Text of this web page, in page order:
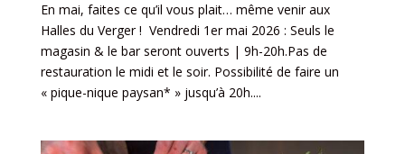
En mai, faites ce qu’il vous plait… même venir aux
Halles du Verger ! Vendredi 1er mai 2026 : Seuls le
magasin & le bar seront ouverts | 9h-20h.Pas de
restauration le midi et le soir. Possibilité de faire un
« pique-nique paysan* » jusqu’à 20h....